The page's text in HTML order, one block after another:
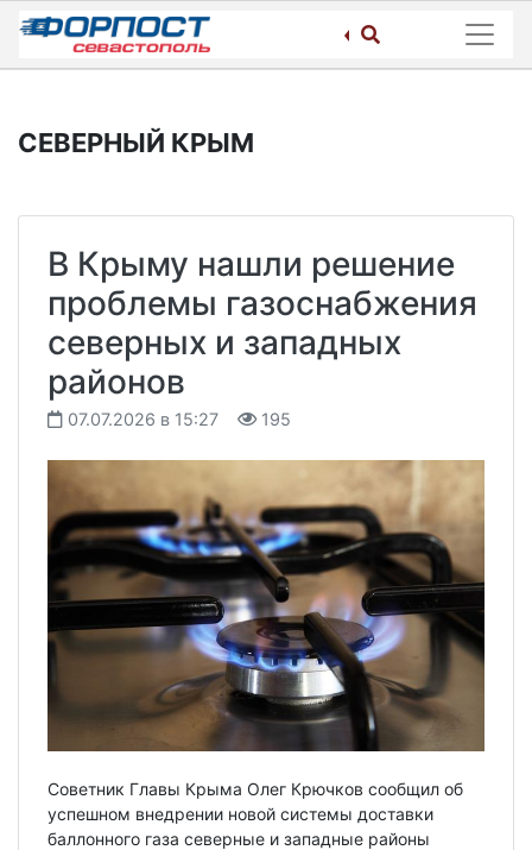
Skip
content
СЕВЕРНЫЙ КРЫМ
В Крыму нашли решение
проблемы газоснабжения
северных и западных
районов
07.07.2026 в 15:27 195
Советник Главы Крыма Олег Крючков сообщил об
успешном внедрении новой системы доставки
баллонного газа северные и западные районы